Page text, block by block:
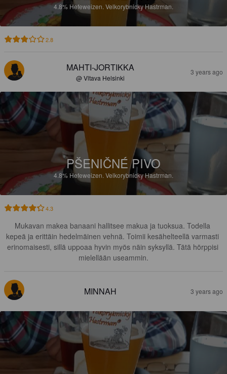
4.8% Hefeweizen. Velkorybnicky Hastrman.
2.8
MAHTI-JORTIKKA
@ Vltava Helsinki
3 years ago
PŠENIČNÉ PIVO
4.8% Hefeweizen. Velkorybnicky Hastrman.
4.3
Mukavan makea banaani hallitsee makua ja tuoksua. Todella
kepeä ja erittäin hedelmäinen vehnä. Toimii kesähelteellä varmasti
erinomaisesti, sillä uppoaa hyvin myös näin syksyllä. Tätä hörppisi
mielellään useammin.
MINNAH 3 years ago